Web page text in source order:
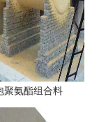
聚氨酯组合料